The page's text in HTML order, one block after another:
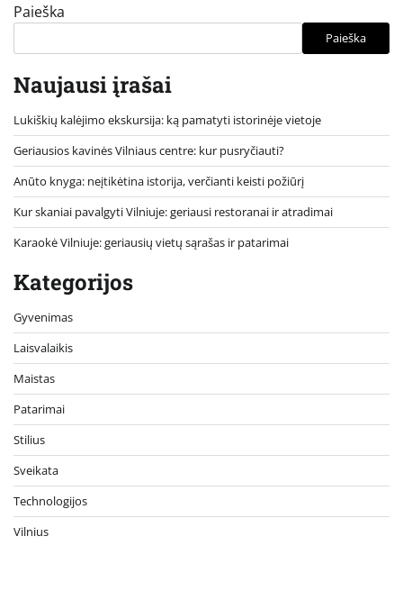
Paieška
Paieška
Naujausi įrašai
Lukiškių kalėjimo ekskursija: ką pamatyti istorinėje vietoje
Geriausios kavinės Vilniaus centre: kur pusryčiauti?
Anūto knyga: neįtikėtina istorija, verčianti keisti požiūrį
Kur skaniai pavalgyti Vilniuje: geriausi restoranai ir atradimai
Karaokė Vilniuje: geriausių vietų sąrašas ir patarimai
Kategorijos
Gyvenimas
Laisvalaikis
Maistas
Patarimai
Stilius
Sveikata
Technologijos
Vilnius